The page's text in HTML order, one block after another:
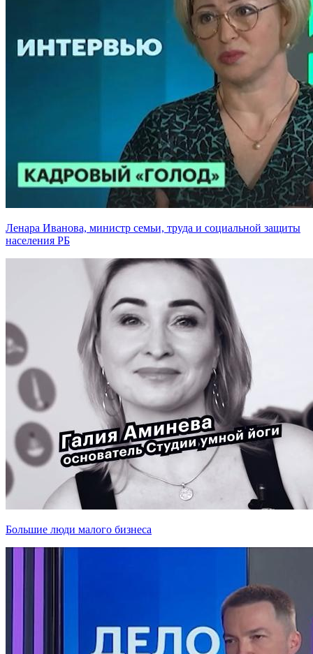
Ленара Иванова, министр семьи, труда и социальной защиты
населения РБ
Большие люди малого бизнеса